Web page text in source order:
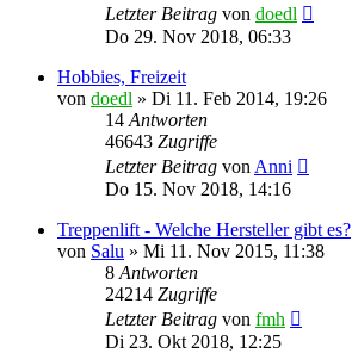
Letzter Beitrag von doedl
Do 29. Nov 2018, 06:33
Hobbies, Freizeit
von doedl » Di 11. Feb 2014, 19:26
14 Antworten
46643 Zugriffe
Letzter Beitrag von Anni
Do 15. Nov 2018, 14:16
Treppenlift - Welche Hersteller gibt es?
von Salu » Mi 11. Nov 2015, 11:38
8 Antworten
24214 Zugriffe
Letzter Beitrag von fmh
Di 23. Okt 2018, 12:25